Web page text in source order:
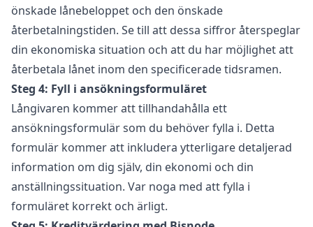
önskade lånebeloppet och den önskade
återbetalningstiden. Se till att dessa siffror återspeglar
din ekonomiska situation och att du har möjlighet att
återbetala lånet inom den specificerade tidsramen.
Steg 4: Fyll i ansökningsformuläret
Långivaren kommer att tillhandahålla ett
ansökningsformulär som du behöver fylla i. Detta
formulär kommer att inkludera ytterligare detaljerad
information om dig själv, din ekonomi och din
anställningssituation. Var noga med att fylla i
formuläret korrekt och ärligt.